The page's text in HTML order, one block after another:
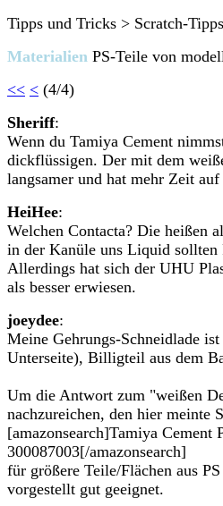
Tipps und Tricks > Scratch-Tipps
Materialien PS-Teile von
<< < (4/4)
Sheriff:
Wenn du Tamiya Cement
dickflüssigen. Der mit dem
langsamer und hat mehr Zeit
HeiHee:
Welchen Contacta? Die heißen
in der Kanüle uns Liquid sollten
Allerdings hat sich der UHU
als besser erwiesen.
joeydee:
Meine Gehrungs-Schneidlade
Unterseite), Billigteil aus dem
Um die Antwort zum "weißen
nachzureichen, den hier meinte
[amazonsearch]Tamiya Cement
300087003[/amazonsearch]
für größere Teile/Flächen aus
vorgestellt gut geeignet.